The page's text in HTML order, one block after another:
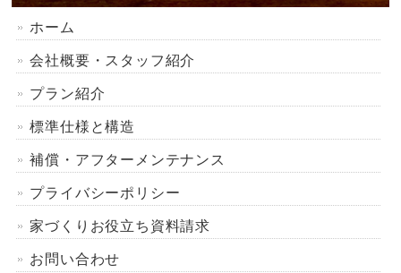
ホーム
会社概要・スタッフ紹介
プラン紹介
標準仕様と構造
補償・アフターメンテナンス
プライバシーポリシー
家づくりお役立ち資料請求
お問い合わせ